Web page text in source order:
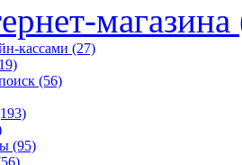
магазина
кассами (27)
(56)
(95)